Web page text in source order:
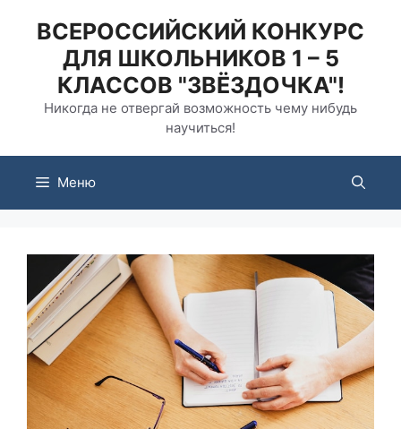
содержимому
ВСЕРОССИЙСКИЙ КОНКУРС
ДЛЯ ШКОЛЬНИКОВ 1 – 5
КЛАССОВ "ЗВЁЗДОЧКА"!
Никогда не отвергай возможность чему нибудь
научиться!
Меню